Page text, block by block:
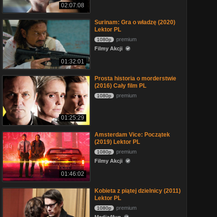
02:07:08
01:32:01
Surinam: Gra o władzę (2020)
Lektor PL
1080p
premium
Filmy Akcji
01:25:29
Prosta historia o morderstwie
(2016) Cały film PL
1080p premium
01:46:02
Amsterdam Vice: Początek
(2019) Lektor PL
1080p
premium
Filmy Akcji
Kobieta z piątej dzielnicy (2011)
Lektor PL
1080p
premium